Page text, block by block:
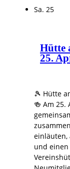
Sa. 25
Hütte
25.
🎾 Hütte
🍻 Am
einläuten,
und